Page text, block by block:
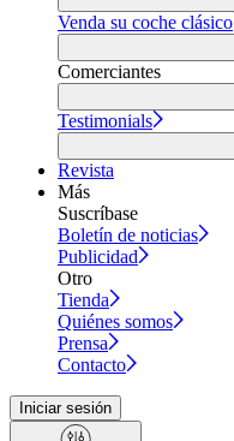
Venda su coche clásico
Comerciantes
Testimonials
Revista
Más
Suscríbase
Boletín de noticias
Publicidad
Otro
Tienda
Quiénes somos
Prensa
Contacto
Iniciar sesión